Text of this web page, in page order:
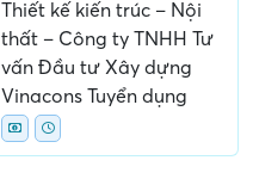
Thiết kế kiến trúc – Nội
thất – Công ty TNHH Tư
vấn Đầu tư Xây dựng
Vinacons Tuyển dụng